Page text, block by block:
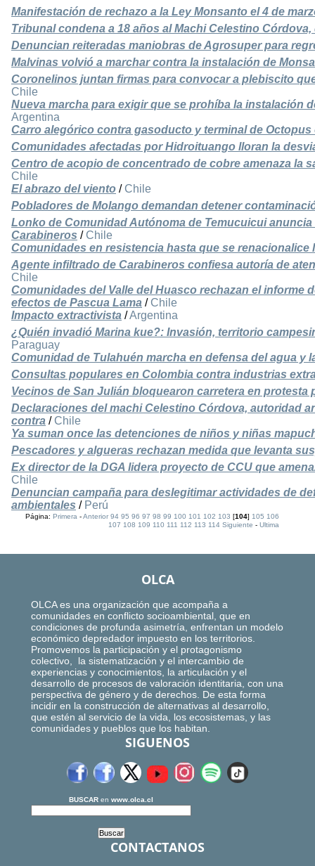
Manifestación de rechazo a la Ley Monsanto el 4 de
Tribunal condena a 18 años al Machi Celestino
Denuncian reiteradas maniobras de Agrosuper para
Malvinas volvió a marchar contra la instalación de
Coronelinos juntan firmas para convocar a plebiscito
Chile
Nueva marcha para exigir que se prohíba la instalación
Argentina
Carro alegórico contra gasoducto y terminal de Octopus
Comunidades afectadas por Hidroituango lloran la
Centro de acopio de concentrado de cobre amenaza la
Chile
El abrazo del viento / Chile
Pobladores de Molango demandan detener
Lonko de Comunidad Autónoma de Temucuicui
Carabineros / Chile
Comunidades en resistencia hasta que se
Agente infiltrado de Carabineros confiesa autoría de
Chile
Comunidades del Valle del Huasco rechazan el informe
efectos de Pascua Lama / Chile
Impacto extractivista /Argentina
¿Quién invadió Marina kue?: Invasión, territorio
Paraguay
Comunidad de Tulahuén marcha en defensa del agua y
Consultas populares en Colombia contra industrias
Vecinos de San Julián bloquearon carretera en protesta
Declaraciones del machi Celestino Córdova, autoridad
contra / Chile
Ya suman once las detenciones de niños y niñas
Pescadores y algueras rechazan medida que levanta
Ex director de la DGA lidera proyecto de CCU que
Chile
Denuncian campaña para deslegitimar actividades de
ambientales / Perú
Página:Primera -Anterior 94 95 96 97 98 99 100 101 102 103 [104]105 106
107 108 109 110 111 112 113 114 Siguiente -Ultima
OLCA
OLCA es una organización que acompaña a
comunidades en conflicto socioambiental, que en
condiciones de profunda asimetría, enfrentan un modelo
económico depredador impuesto en los territorios.
Promovemos la participación y el protagonismo
colectivo, la sistematización y el intercambio de
experiencias y conocimientos, la articulación y el
desarrollo de procesos de valoración identitaria, con una
perspectiva de género y de derechos. De esta forma
incidir en la construcción de alternativas al desarrollo,
que estén al servicio de la vida, los ecosistemas, y las
comunidades y pueblos que los habitan.
SIGUENOS
BUSCAR en www.olca.cl
CONTACTANOS